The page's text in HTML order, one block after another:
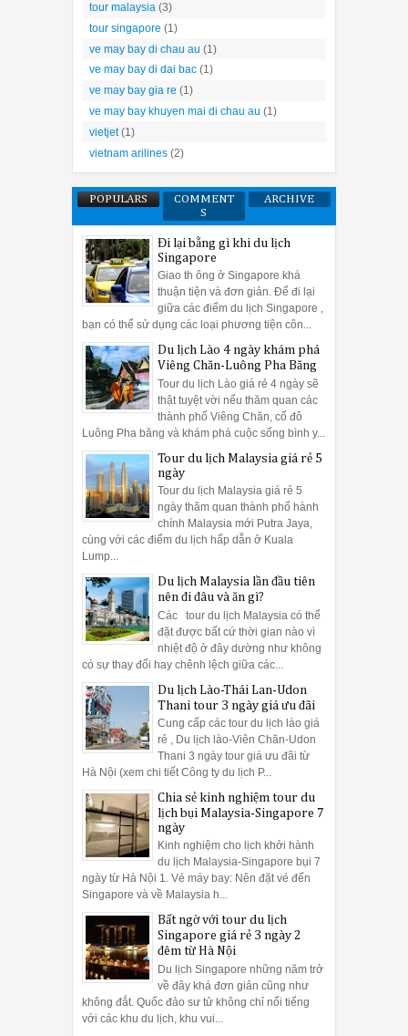
tour malaysia (3)
tour singapore (1)
ve may bay di chau au (1)
ve may bay di dai bac (1)
ve may bay gia re (1)
ve may bay khuyen mai di chau au (1)
vietjet (1)
vietnam arilines (2)
POPULARS
COMMENT
S
ARCHIVE
Đi lại bằng gì khi du lịch
Singapore
Giao th ông ở Singapore khá
thuận tiện và đơn giản. Để đi lại
giữa các điểm du lịch Singapore ,
bạn có thể sử dụng các loại phương tiện côn...
Du lịch Lào 4 ngày khám phá
Viêng Chăn-Luông Pha Băng
Tour du lịch Lào giá rẻ 4 ngày sẽ
thật tuyệt vời nếu thăm quan các
thành phố Viêng Chăn, cố đô
Luông Pha băng và khám phá cuộc sống bình y...
Tour du lịch Malaysia giá rẻ 5
ngày
Tour du lịch Malaysia giá rẻ 5
ngày thăm quan thành phố hành
chính Malaysia mới Putra Jaya,
cùng với các điểm du lịch hấp dẫn ở Kuala
Lump...
Du lịch Malaysia lần đầu tiên
nên đi đâu và ăn gì?
Các tour du lịch Malaysia có thể
đặt được bất cứ thời gian nào vì
nhiệt độ ở đây dường như không
có sự thay đổi hay chênh lệch giữa các...
Du lịch Lào-Thái Lan-Udon
Thani tour 3 ngày giá ưu đãi
Cung cấp các tour du lịch lào giá
rẻ , Du lịch lào-Viên Chăn-Udon
Thani 3 ngày tour giá ưu đãi từ
Hà Nội (xem chi tiết Công ty du lịch P...
Chia sẻ kinh nghiệm tour du
lịch bụi Malaysia-Singapore 7
ngày
Kinh nghiệm cho lịch khởi hành
du lịch Malaysia-Singapore bụi 7
ngày từ Hà Nội 1. Vé máy bay: Nên đặt vé đến
Singapore và về Malaysia h...
Bất ngờ với tour du lịch
Singapore giá rẻ 3 ngày 2
đêm từ Hà Nội
Du lịch Singapore những năm trở
về đây khá đơn giản cũng như
không đắt. Quốc đảo sư tử không chỉ nổi tiếng
với các khu du lịch, khu vui...